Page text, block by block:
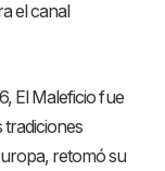
el canal
El Maleficio fue
tradiciones
retomó su